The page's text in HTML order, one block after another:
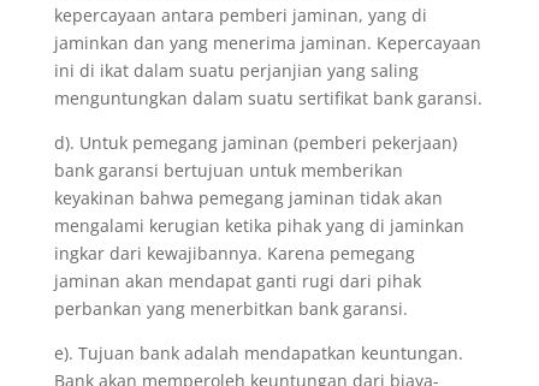
kepercayaan antara pemberi jaminan, yang di
jaminkan dan yang menerima jaminan. Kepercayaan
ini di ikat dalam suatu perjanjian yang saling
menguntungkan dalam suatu sertifikat bank garansi.
d). Untuk pemegang jaminan (pemberi pekerjaan)
bank garansi bertujuan untuk memberikan
keyakinan bahwa pemegang jaminan tidak akan
mengalami kerugian ketika pihak yang di jaminkan
ingkar dari kewajibannya. Karena pemegang
jaminan akan mendapat ganti rugi dari pihak
perbankan yang menerbitkan bank garansi.
e). Tujuan bank adalah mendapatkan keuntungan.
Bank akan memperoleh keuntungan dari biaya-